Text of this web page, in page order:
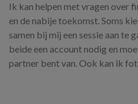
Ik kan helpen met vragen over
en de nabije toekomst. Soms
samen bij mij een sessie aan te
beide een account nodig en
partner bent van. Ook kan ik